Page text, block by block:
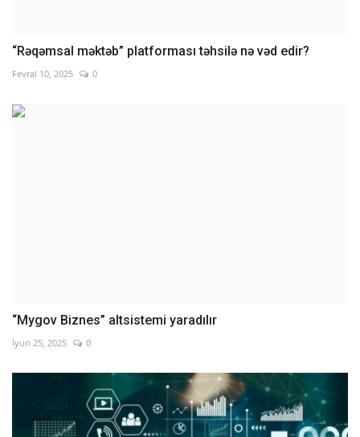
“Rəqəmsal məktəb” platforması təhsilə nə vəd edir?
Fevral 10, 2025 0
“Mygov Biznes” altsistemi yaradılır
İyun 25, 2025 0